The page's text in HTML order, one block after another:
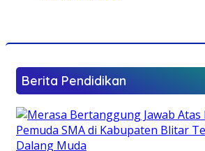
Berita Pendidikan